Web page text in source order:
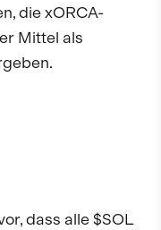
die xORCA-
Mittel als
dass alle $SOL